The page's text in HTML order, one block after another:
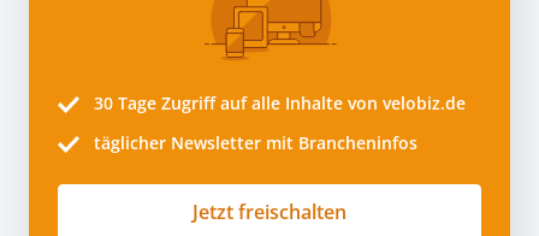
30 Tage Zugriff auf alle Inhalte von velobiz.de
täglicher Newsletter mit Brancheninfos
Jetzt freischalten